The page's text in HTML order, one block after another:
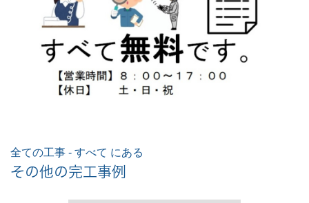
全ての工事 - すべて にある
その他の完工事例